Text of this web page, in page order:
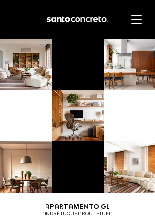
APARTAMENTO GL
ANDRÉ LUQUE ARQUITETURA